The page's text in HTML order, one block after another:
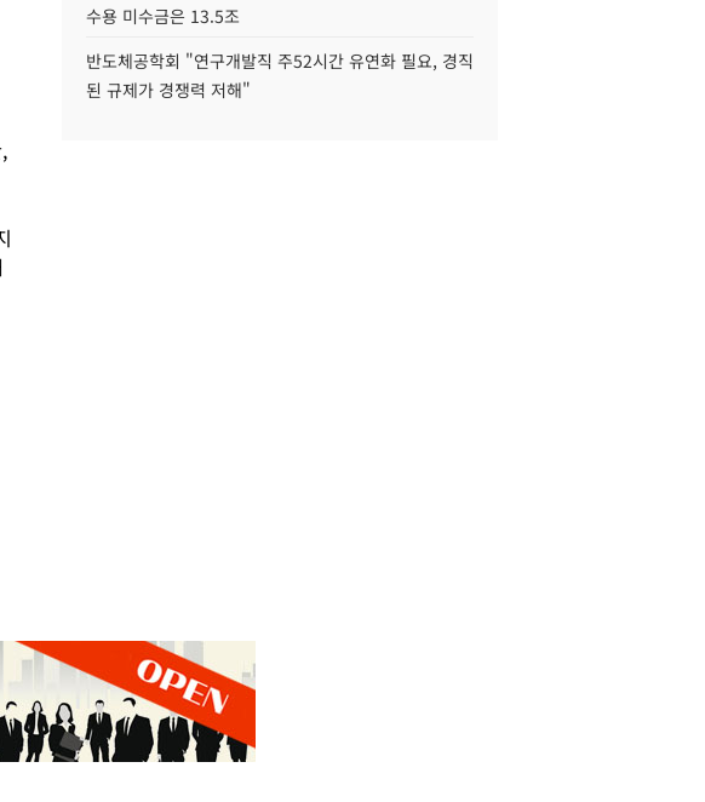
수용 미수금은 13.5조
반도체공학회 "연구개발직 주52시간 유연화 필요, 경직
된 규제가 경쟁력 저해"